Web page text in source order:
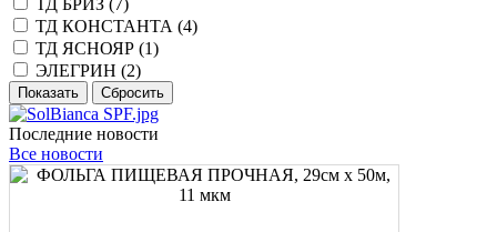
ТД БРИЗ ( 7)
ТД КОНСТАНТА (4)
ТД ЯСНОЯР (1)
ЭЛЕГРИН (2)
Последние новости
Все новости